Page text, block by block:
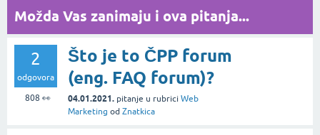
Možda Vas zanimaju i ova pitanja...
2
odgovora
808 👀
Što je to ČPP forum
(eng. FAQ forum)?
04.01.2021. pitanje u rubrici Web
Marketing od Znatkica